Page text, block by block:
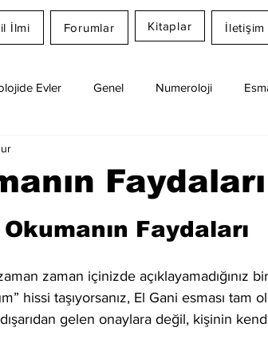
İlmi Forumlar Kitaplar İletişim
Evler Genel Numeroloji
Faydaları
Faydaları
zaman içinizde açıklayamadığınız
hissi taşıyorsanız, El Gani esması tam
gelen onaylara değil, kişinin